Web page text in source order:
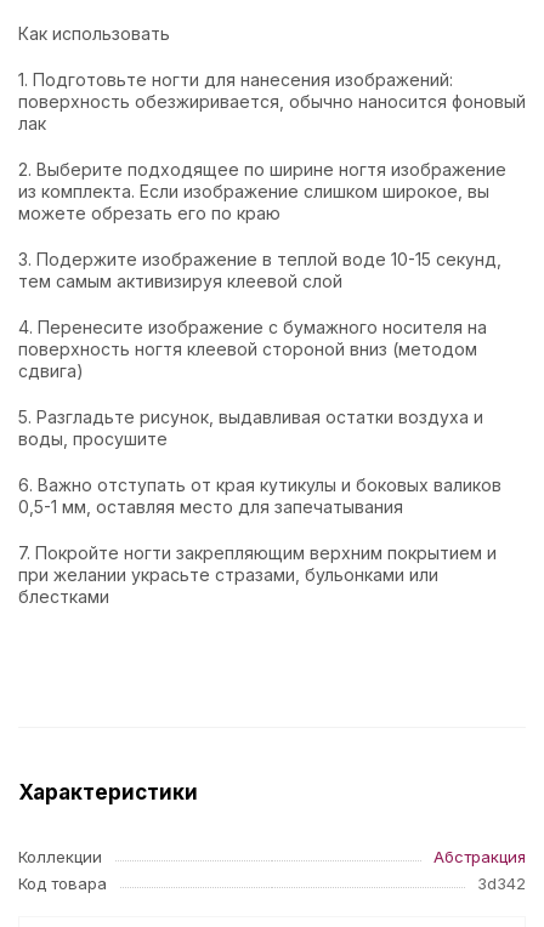
Как использовать
1. Подготовьте ногти для нанесения изображений:
поверхность обезжиривается, обычно наносится фоновый
лак
2. Выберите подходящее по ширине ногтя изображение
из комплекта. Если изображение слишком широкое, вы
можете обрезать его по краю
3. Подержите изображение в теплой воде 10-15 секунд,
тем самым активизируя клеевой слой
4. Перенесите изображение с бумажного носителя на
поверхность ногтя клеевой стороной вниз (методом
сдвига)
5. Разгладьте рисунок, выдавливая остатки воздуха и
воды, просушите
6. Важно отступать от края кутикулы и боковых валиков
0,5-1 мм, оставляя место для запечатывания
7. Покройте ногти закрепляющим верхним покрытием и
при желании украсьте стразами, бульонками или
блестками
Характеристики
Коллекции
Абстракция
Код товара
3d342